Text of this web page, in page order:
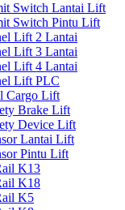
Switch Lantai Lift
Switch Pintu Lift
Lift 2 Lantai
Lift 3 Lantai
Lift 4 Lantai
Lift PLC
Cargo Lift
Brake Lift
Device Lift
Lantai Lift
Pintu Lift
K13
K18
K5